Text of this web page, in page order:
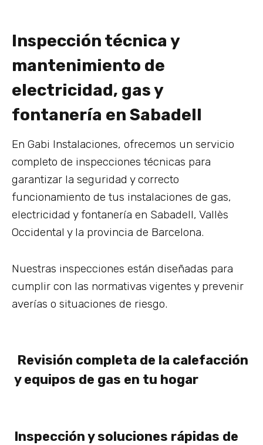
Inspección técnica y
mantenimiento de
electricidad, gas y
fontanería en Sabadell
En Gabi Instalaciones, ofrecemos un servicio
completo de inspecciones técnicas para
garantizar la seguridad y correcto
funcionamiento de tus instalaciones de gas,
electricidad y fontanería en Sabadell, Vallès
Occidental y la provincia de Barcelona.
Nuestras inspecciones están diseñadas para
cumplir con las normativas vigentes y prevenir
averías o situaciones de riesgo.
Revisión completa de la calefacción
y equipos de gas en tu hogar
Inspección y soluciones rápidas de